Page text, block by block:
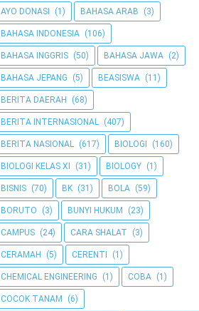
AYO DONASI (1) BAHASA ARAB (3)
BAHASA INDONESIA (106)
BAHASA INGGRIS (50) BAHASA JAWA (2)
BAHASA JEPANG (5) BEASISWA (11)
BERITA DAERAH (68)
BERITA INTERNASIONAL (407)
BERITA NASIONAL (617) BIOLOGI (160)
BIOLOGI KELAS XI (31) BIOLOGY (1)
BISNIS (70) BK (31) BOLA (59)
BORUTO (3) BUNYI HUKUM (23)
CAMPUS (24) CARA SHALAT (3)
CERAMAH (5) CERENTI (1)
CHEMICAL ENGINEERING (1) COBA (1)
COCOK TANAM (6)